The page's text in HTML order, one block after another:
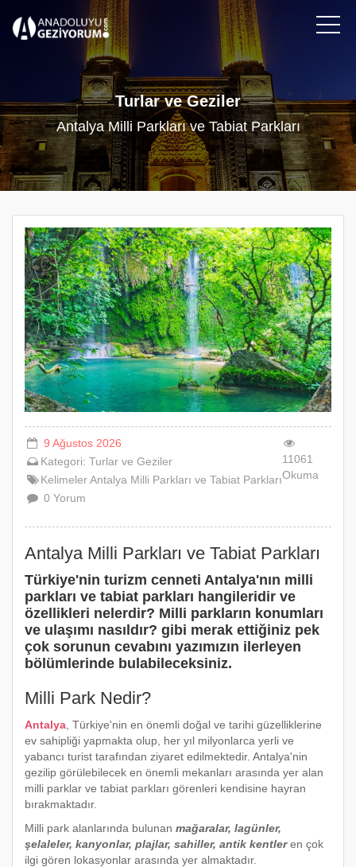
Turlar ve Geziler
Antalya Milli Parkları ve Tabiat Parkları
9 Ağustos 2026
Kategori: Turlar ve Geziler
KelimelerAntalya Milli Parkları ve Tabiat Parkları
0 Yorum
11061
Okuma
Antalya Milli Parkları ve Tabiat Parkları
Türkiye'nin turizm cenneti Antalya'nın milli
parkları ve tabiat parkları hangileridir ve
özellikleri nelerdir? Milli parkların konumları
ve ulaşımı nasıldır? gibi merak ettiğiniz pek
çok sorunun cevabını yazımızın ilerleyen
bölümlerinde bulabileceksiniz.
Milli Park Nedir?
Antalya , Türkiye'nin en önemli doğal ve tarihi güzelliklerine
ev sahipliği yapmakta olup, her yıl milyonlarca yerli ve
yabancı turist tarafından ziyaret edilmektedir. Antalya'nin
gezilip görülebilecek en önemli mekanları arasında yer alan
milli parklar ve tabiat parkları görenleri kendisine hayran
bırakmaktadır.
Milli park alanlarında bulunan mağaralar, lagünler,
şelaleler, kanyonlar, plajlar, sahiller, antik kentleren çok
ilgi gören lokasyonlar arasında yer almaktadır.